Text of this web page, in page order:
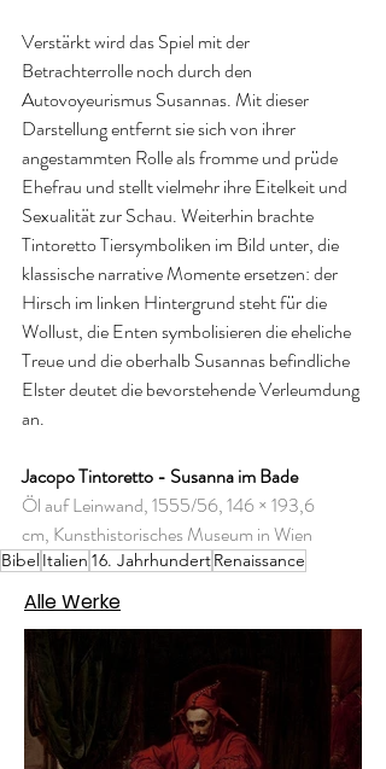
Verstärkt wird das Spiel mit der
Betrachterrolle noch durch den
Autovoyeurismus Susannas. Mit dieser
Darstellung entfernt sie sich von ihrer
angestammten Rolle als fromme und prüde
Ehefrau und stellt vielmehr ihre Eitelkeit und
Sexualität zur Schau. Weiterhin brachte
Tintoretto Tiersymboliken im Bild unter, die
klassische narrative Momente ersetzen: der
Hirsch im linken Hintergrund steht für die
Wollust, die Enten symbolisieren die eheliche
Treue und die oberhalb Susannas befindliche
Elster deutet die bevorstehende Verleumdung
an.
Jacopo Tintoretto - Susanna im Bade
Öl auf Leinwand, 1555/56, 146 × 193,6
cm, Kunsthistorisches Museum in Wien
BibelItalien 16. JahrhundertRenaissance
Alle Werke